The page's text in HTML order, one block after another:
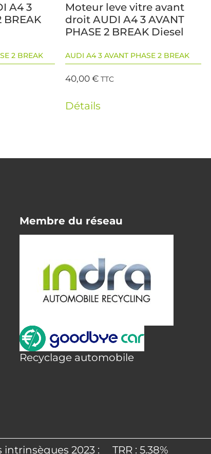
A4 3
BREAK
2 BREAK
Moteur leve vitre avant
droit AUDI A4 3 AVANT
PHASE 2 BREAK Diesel
AUDI A4 3 AVANT PHASE 2 BREAK
40,00€ TTC
Détails
Membre du réseau
Recyclage automobile
intrinsèques 2023 : TRR : 5.38%